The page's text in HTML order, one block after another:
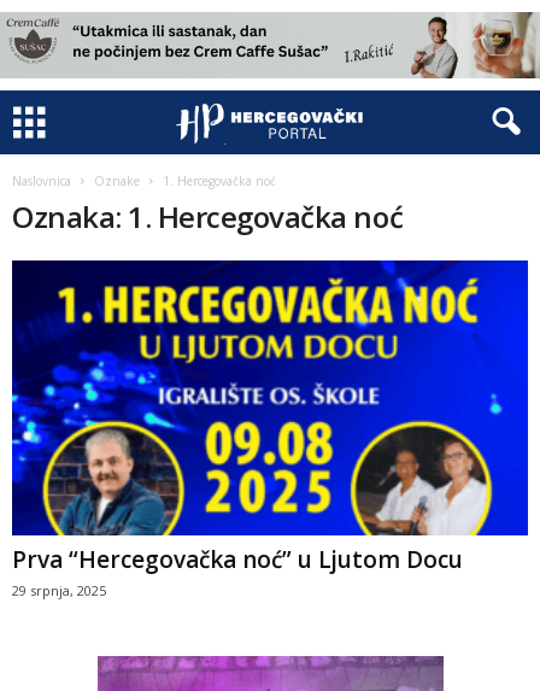
Naslovnica Oznake 1. Hercegovačka noć
Oznaka: 1. Hercegovačka noć
Prva “Hercegovačka noć” u Ljutom Docu
29 srpnja, 2025